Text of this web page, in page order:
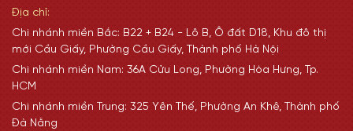
Địa chỉ:
Chi nhánh miền Bắc: B22 + B24 - Lô B, Ô đất D18, Khu đô thị
mới Cầu Giấy, Phường Cầu Giấy, Thành phố Hà Nội
Chi nhánh miền Nam: 36A Cửu Long, Phường Hòa Hưng, Tp.
HCM
Chi nhánh miền Trung: 325 Yên Thế, Phường An Khê, Thành phố
Đà Nẵng